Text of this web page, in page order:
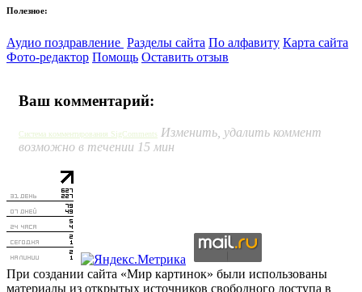
Полезное:
Аудио поздравление Разделы сайта По алфавиту Карта сайта
Фото-редактор Помощь Оставить отзыв
Ваш комментарий:
Система комментирования SigComments Изменить, удалить коммент
возможно в течении 15 мин
При создании сайта «Мир картинок» были использованы
материалы из открытых источников свободного доступа в